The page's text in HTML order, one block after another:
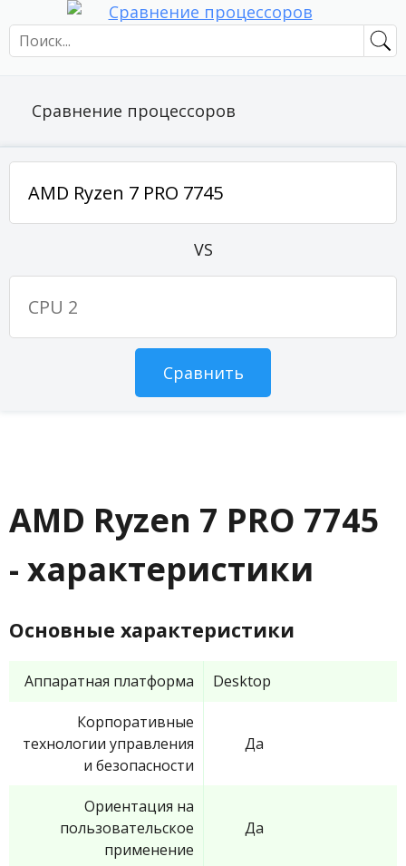
Сравнение процессоров
VS
AMD Ryzen 7 PRO 7745
- характеристики
Основные характеристики
Аппаратная платформа Desktop
Корпоративные
технологии управления
и безопасности
Да
Ориентация на
пользовательское
применение
Да